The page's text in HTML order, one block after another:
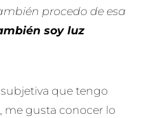
procedo de esa
soy luz
subjetiva que tengo
me gusta conocer lo